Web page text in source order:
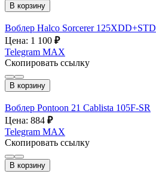
В корзину
Воблер Halco Sorcerer 125XDD+STD
Цена: 1 100 ₽
Telegram MAX
Скопировать ссылку
В корзину
Воблер Pontoon 21 Cablista 105F-SR
Цена: 884 ₽
Telegram MAX
Скопировать ссылку
В корзину